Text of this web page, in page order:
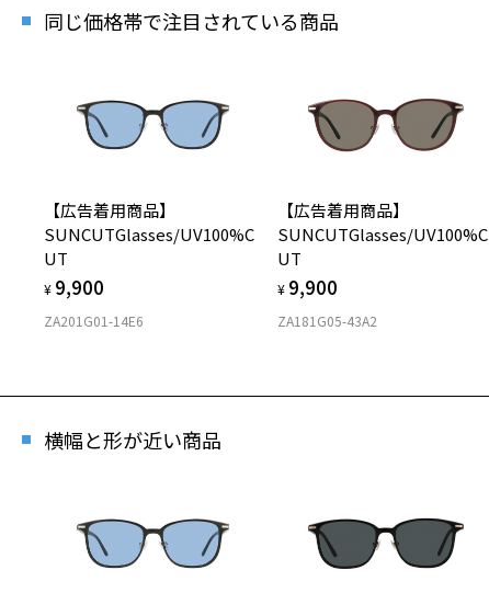
同じ価格帯で注目されている商品
【広告着用商品】
SUNCUTGlasses/UV100%C
UT
¥ 9,900
ZA201G01-14E6
【広告着用商品】
SUNCUTGlasses/UV100%C
UT
¥ 9,900
ZA181G05-43A2
横幅と形が近い商品